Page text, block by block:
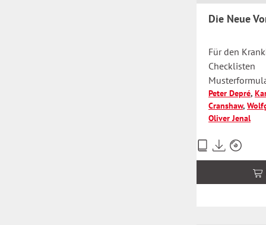
Die Neue
Für den
Checklisten
Informationen
Anleitungen
Mit CD-ROM
Peter Depré,
Cranshaw,
Oliver Jenal
Preise
inkl.